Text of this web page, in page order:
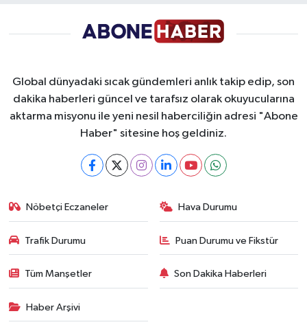
Global dünyadaki sıcak gündemleri anlık takip edip, son
dakika haberleri güncel ve tarafsız olarak okuyucularına
aktarma misyonu ile yeni nesil haberciliğin adresi "Abone
Haber" sitesine hoş geldiniz.
Nöbetçi Eczaneler Hava Durumu
Trafik Durumu Puan Durumu ve Fikstür
Tüm Manşetler Son Dakika Haberleri
Haber Arşivi